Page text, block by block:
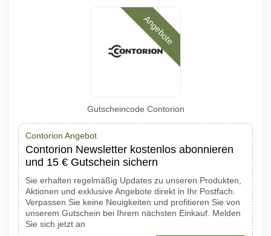
Angebote
Gutscheincode Contorion
Contorion Angebot
Contorion Newsletter kostenlos abonnieren
und 15 € Gutschein sichern
Sie erhalten regelmäßig Updates zu unseren Produkten,
Aktionen und exklusive Angebote direkt in Ihr Postfach.
Verpassen Sie keine Neuigkeiten und profitieren Sie von
unserem Gutschein bei Ihrem nächsten Einkauf. Melden
Sie sich jetzt an